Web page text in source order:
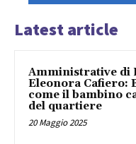
Latest article
Amministrative di
Eleonora Cafiero:
come il bambino
del quartiere
20 Maggio 2025